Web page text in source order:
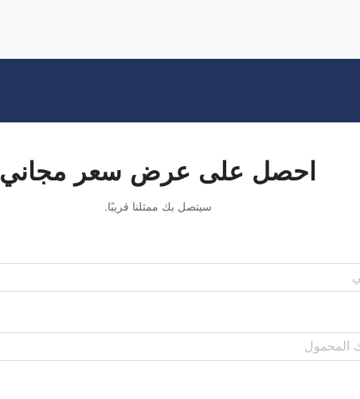
احصل على عرض سعر مجاني
سيتصل بك ممثلنا قريبًا.